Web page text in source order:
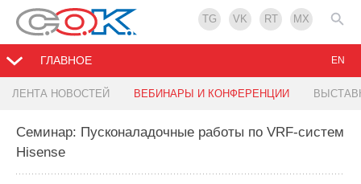
TG VK RT MX
ГЛАВНОЕ
ЛЕНТА НОВОСТЕЙ ВЕБИНАРЫ И КОНФЕРЕНЦИИ
EN
Семинар: Пусконаладочные работы по VRF-систем
Hisense